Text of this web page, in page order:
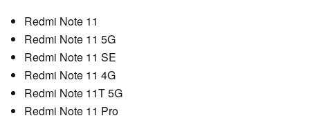
Redmi Note 11
Redmi Note 11 5G
Redmi Note 11 SE
Redmi Note 11 4G
Redmi Note 11T 5G
Redmi Note 11 Pro